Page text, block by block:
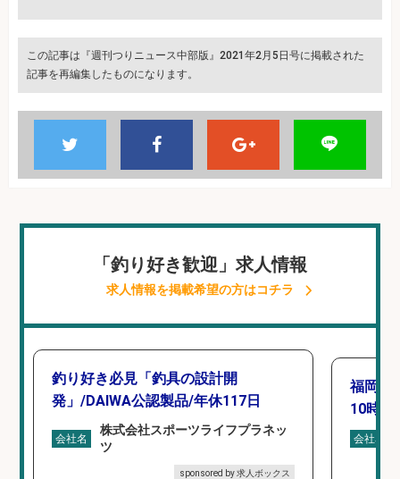
この記事は『週刊つりニュース中部版』2021年2月5日号に掲載された
記事を再編集したものになります。
「釣り好き歓迎」求人情報
求人情報を掲載希望の方はコチラ
釣り好き必見「釣具の設計開
発」/DAIWA公認製品/年休117日
会社名
株式会社スポーツライフプラネッ
ツ
sponsored by 求人ボックス
福岡「
10時間
会社名